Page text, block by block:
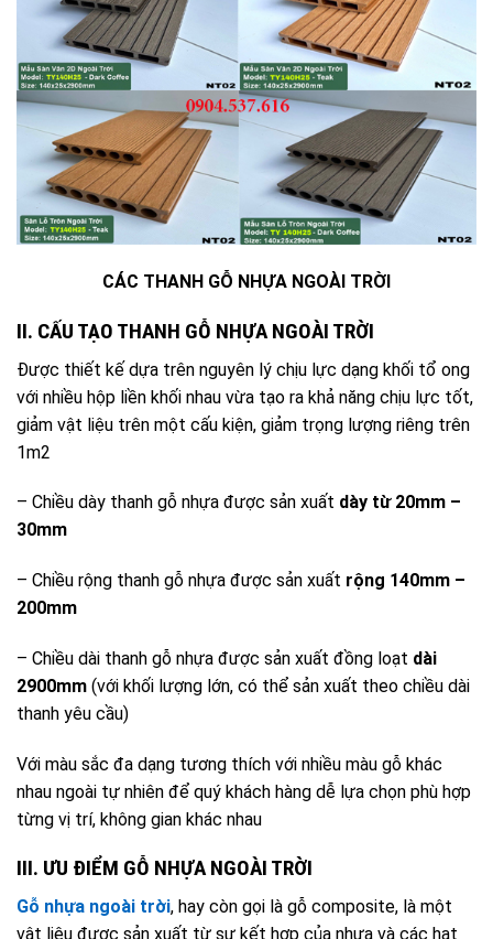
CÁC THANH GỖ NHỰA NGOÀI TRỜI
II. CẤU TẠO THANH GỖ NHỰA NGOÀI TRỜI
Được thiết kế dựa trên nguyên lý chịu lực dạng khối tổ ong
với nhiều hộp liền khối nhau vừa tạo ra khả năng chịu lực tốt,
giảm vật liệu trên một cấu kiện, giảm trọng lượng riêng trên
1m2
– Chiều dày thanh gỗ nhựa được sản xuất dày từ 20mm –
30mm
– Chiều rộng thanh gỗ nhựa được sản xuất rộng 140mm –
200mm
– Chiều dài thanh gỗ nhựa được sản xuất đồng loạt dài
2900mm (với khối lượng lớn, có thể sản xuất theo chiều dài
thanh yêu cầu)
Với màu sắc đa dạng tương thích với nhiều màu gỗ khác
nhau ngoài tự nhiên để quý khách hàng dễ lựa chọn phù hợp
từng vị trí, không gian khác nhau
III. ƯU ĐIỂM GỖ NHỰA NGOÀI TRỜI
Gỗ nhựa ngoài trời, hay còn gọi là gỗ composite, là một
vật liệu được sản xuất từ sự kết hợp của nhựa và các hạt